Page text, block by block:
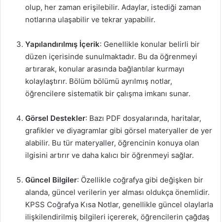
olup, her zaman erişilebilir. Adaylar, istediği zaman
notlarına ulaşabilir ve tekrar yapabilir.
Yapılandırılmış İçerik: Genellikle konular belirli bir
düzen içerisinde sunulmaktadır. Bu da öğrenmeyi
artırarak, konular arasında bağlantılar kurmayı
kolaylaştırır. Bölüm bölümü ayrılmış notlar,
öğrencilere sistematik bir çalışma imkanı sunar.
Görsel Destekler: Bazı PDF dosyalarında, haritalar,
grafikler ve diyagramlar gibi görsel materyaller de yer
alabilir. Bu tür materyaller, öğrencinin konuya olan
ilgisini artırır ve daha kalıcı bir öğrenmeyi sağlar.
Güncel Bilgiler: Özellikle coğrafya gibi değişken bir
alanda, güncel verilerin yer alması oldukça önemlidir.
KPSS Coğrafya Kısa Notlar, genellikle güncel olaylarla
ilişkilendirilmiş bilgileri içererek, öğrencilerin çağdaş